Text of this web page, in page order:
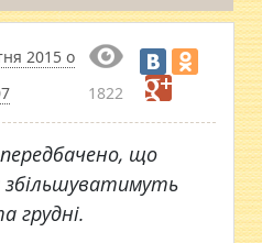
2015 о
1822
що
збільшуватимуть
грудні.